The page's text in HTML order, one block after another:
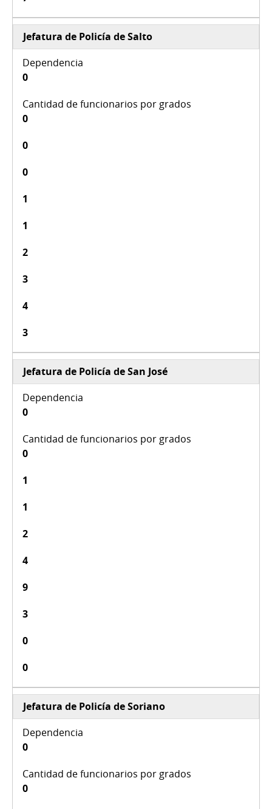
Jefatura de Policía de Salto
0
0
0
0
1
1
2
3
4
3
Jefatura de Policía de San José
0
0
1
1
2
4
9
3
0
0
Jefatura de Policía de Soriano
0
0